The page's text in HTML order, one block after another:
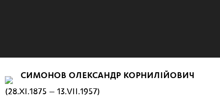
СИМОНОВ ОЛЕКСАНДР КОРНИЛІЙОВИЧ
(28.XI.1875 — 13.VII.1957)